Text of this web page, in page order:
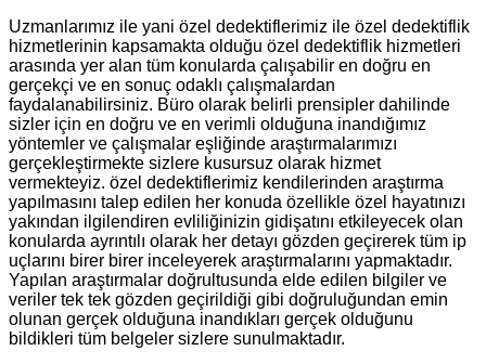
Uzmanlarımız ile yani özel dedektiflerimiz ile özel dedektiflik
hizmetlerinin kapsamakta olduğu özel dedektiflik hizmetleri
arasında yer alan tüm konularda çalışabilir en doğru en
gerçekçi ve en sonuç odaklı çalışmalardan
faydalanabilirsiniz. Büro olarak belirli prensipler dahilinde
sizler için en doğru ve en verimli olduğuna inandığımız
yöntemler ve çalışmalar eşliğinde araştırmalarımızı
gerçekleştirmekte sizlere kusursuz olarak hizmet
vermekteyiz. özel dedektiflerimiz kendilerinden araştırma
yapılmasını talep edilen her konuda özellikle özel hayatınızı
yakından ilgilendiren evliliğinizin gidişatını etkileyecek olan
konularda ayrıntılı olarak her detayı gözden geçirerek tüm ip
uçlarını birer birer inceleyerek araştırmalarını yapmaktadır.
Yapılan araştırmalar doğrultusunda elde edilen bilgiler ve
veriler tek tek gözden geçirildiği gibi doğruluğundan emin
olunan gerçek olduğuna inandıkları gerçek olduğunu
bildikleri tüm belgeler sizlere sunulmaktadır.